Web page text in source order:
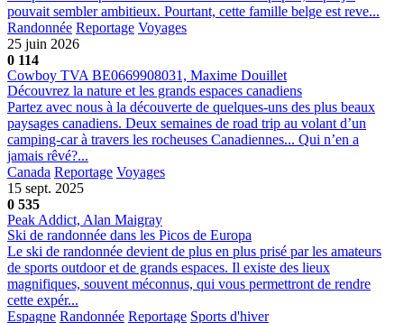
pouvait sembler ambitieux. Pourtant, cette famille belge est reve...
Randonnée Reportage Voyages
25 juin 2026
0 114
Cowboy TVA BE0669908031, Maxime Douillet
Découvrez la nature et les grands espaces canadiens
Partez avec nous à la découverte de quelques-uns des plus beaux
paysages canadiens. Deux semaines de road trip au volant d’un
camping-car à travers les rocheuses Canadiennes... Qui n’en a
jamais rêvé?...
Canada Reportage Voyages
15 sept. 2025
0 535
Peak Addict, Alan Maigray
Ski de randonnée dans les Picos de Europa
Le ski de randonnée devient de plus en plus prisé par les amateurs
de sports outdoor et de grands espaces. Il existe des lieux
magnifiques, souvent méconnus, qui vous permettront de rendre
cette expér...
Espagne Randonnée Reportage Sports d'hiver